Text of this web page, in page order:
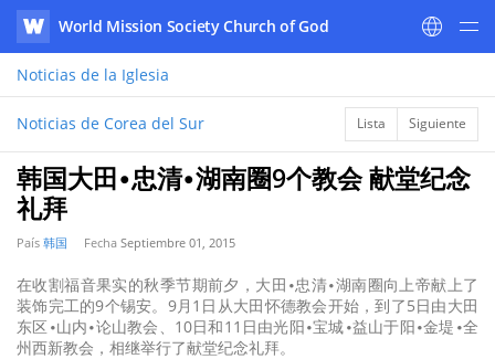
WATV
World Mission Society Church of God
Noticias de la Iglesia
Noticias de Corea del Sur Lista Siguiente
韩国大田∙忠清∙湖南圈9个教会 献堂纪念
礼拜
País 韩国 Fecha Septiembre 01, 2015
在收割福音果实的秋季节期前夕，大田∙忠清∙湖南圈向上帝献上了
装饰完工的9个锡安。9月1日从大田怀德教会开始，到了5日由大田
东区∙山内∙论山教会、10日和11日由光阳∙宝城∙益山于阳∙金堤∙全
州西新教会，相继举行了献堂纪念礼拜。